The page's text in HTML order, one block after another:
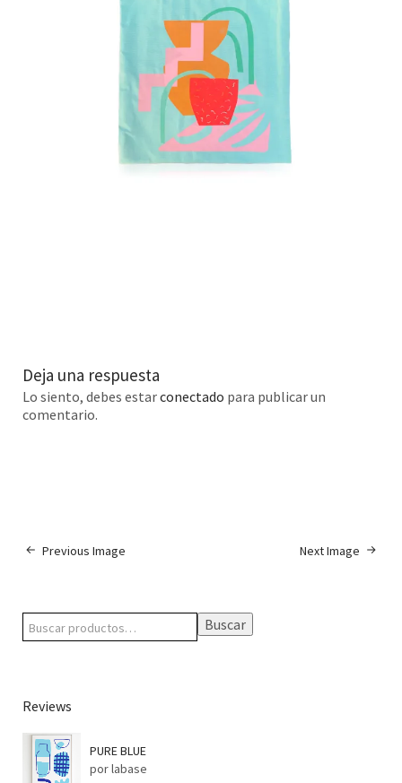
Deja una respuesta
Lo siento, debes estarconectado para publicar un
comentario.
Next Image
Previous Image
Buscar
Reviews
PURE BLUE
por labase